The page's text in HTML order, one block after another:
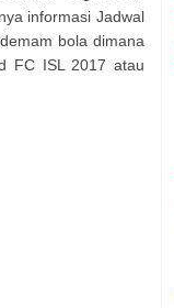
informasi Jadwal
bola dimana
FC ISL 2017 atau